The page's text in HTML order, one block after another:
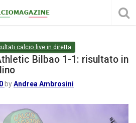
calcio live in diretta
Bilbao 1-1: risultato in
byAndrea Ambrosini